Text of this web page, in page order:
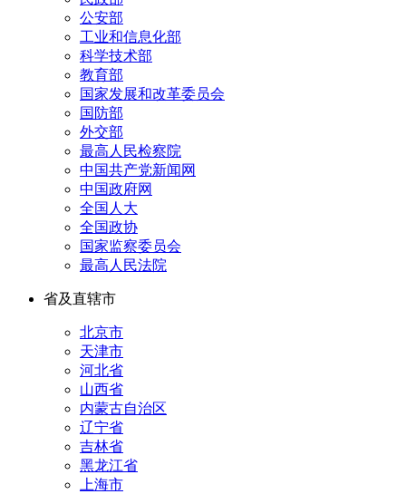
公安部
工业和信息化部
科学技术部
教育部
国家发展和改革委员会
国防部
外交部
最高人民检察院
中国共产党新闻网
中国政府网
全国人大
全国政协
国家监察委员会
最高人民法院
省及直辖市
北京市
天津市
河北省
山西省
内蒙古自治区
辽宁省
吉林省
黑龙江省
上海市